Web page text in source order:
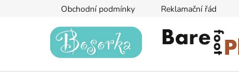
Obchodní podmínky Reklamační řád